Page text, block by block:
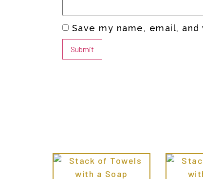
Save my name, email,